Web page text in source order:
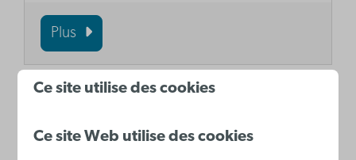
Plus
Ce site utilise des cookies
Ce site Web utilise des cookies